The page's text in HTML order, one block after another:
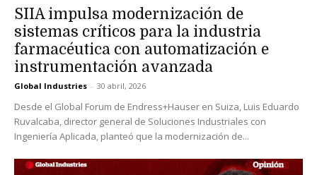
SIIA impulsa modernización de
sistemas críticos para la industria
farmacéutica con automatización e
instrumentación avanzada
Global Industries - 30 abril, 2026
Desde el Global Forum de Endress+Hauser en Suiza, Luis Eduardo
Ruvalcaba, director general de Soluciones Industriales con
Ingeniería Aplicada, planteó que la modernización de...